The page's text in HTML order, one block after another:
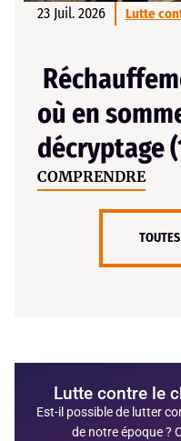
23 Juil. 2026 Lutte
où en
décryptage
COMPRENDRE
Lutte contre le
Est-il possible de lutter
de notre époque ?